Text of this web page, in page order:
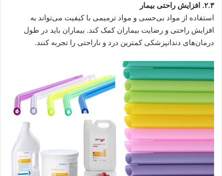
۲.۳. افزایش راحتی بیمار
استفاده از مواد بی‌حسی و مواد ترمیمی با کیفیت می‌تواند به
افزایش راحتی و رضایت بیماران کمک کند. بیماران باید در طول
درمان‌های دندانپزشکی کمترین درد و ناراحتی را تجربه کنند.